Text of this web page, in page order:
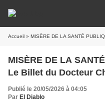
Accueil » MISÈRE DE LA SANTÉ PUBLIQUE
MISÈRE DE LA
Le Billet du Docteur
Publié le 20/05/2026 à 04:05
Par El Diablo